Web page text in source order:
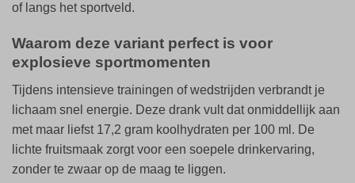
of langs het sportveld.
Waarom deze variant perfect is voor
explosieve sportmomenten
Tijdens intensieve trainingen of wedstrijden verbrandt je
lichaam snel energie. Deze drank vult dat onmiddellijk aan
met maar liefst 17,2 gram koolhydraten per 100 ml. De
lichte fruitsmaak zorgt voor een soepele drinkervaring,
zonder te zwaar op de maag te liggen.